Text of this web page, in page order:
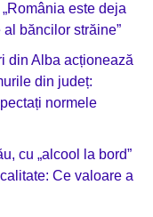
este deja
băncilor străine”
din Alba acționează
din județ:
normele
cu „alcool la bord”
Ce valoare a